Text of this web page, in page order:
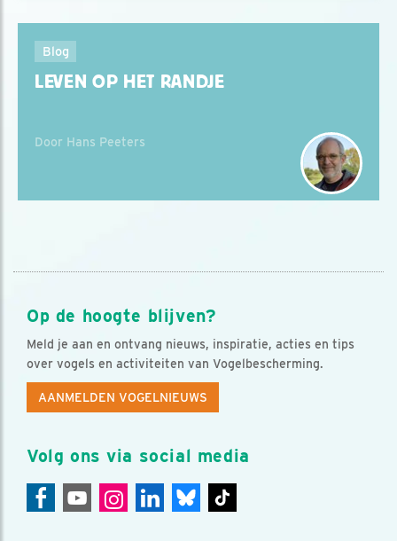
Blog
LEVEN OP HET RANDJE
Door Hans Peeters
Op de hoogte blijven?
Meld je aan en ontvang nieuws, inspiratie, acties en tips
over vogels en activiteiten van Vogelbescherming.
AANMELDEN VOGELNIEUWS
Volg ons via social media